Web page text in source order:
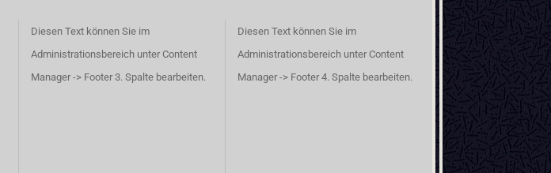
Diesen Text können Sie im
Administrationsbereich unter Content
Manager -> Footer 3. Spalte bearbeiten.
Diesen Text können Sie im
Administrationsbereich unter Content
Manager -> Footer 4. Spalte bearbeiten.